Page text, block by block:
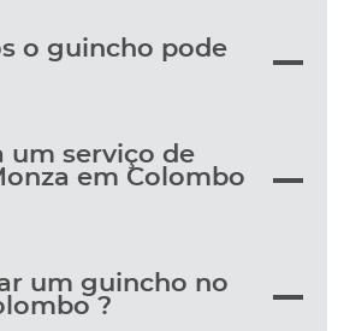
o guincho pode
um serviço de
em Colombo
um guincho no
?